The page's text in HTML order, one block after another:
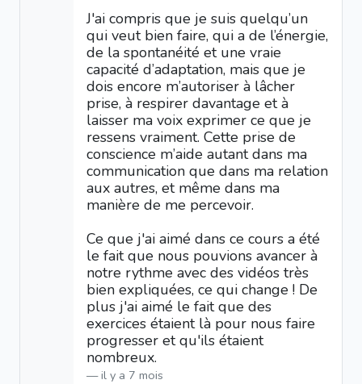
J'ai compris que je suis quelqu’un
qui veut bien faire, qui a de l’énergie,
de la spontanéité et une vraie
capacité d’adaptation, mais que je
dois encore m’autoriser à lâcher
prise, à respirer davantage et à
laisser ma voix exprimer ce que je
ressens vraiment. Cette prise de
conscience m’aide autant dans ma
communication que dans ma relation
aux autres, et même dans ma
manière de me percevoir.
Ce que j'ai aimé dans ce cours a été
le fait que nous pouvions avancer à
notre rythme avec des vidéos très
bien expliquées, ce qui change ! De
plus j'ai aimé le fait que des
exercices étaient là pour nous faire
progresser et qu'ils étaient
nombreux.
il y a 7 mois